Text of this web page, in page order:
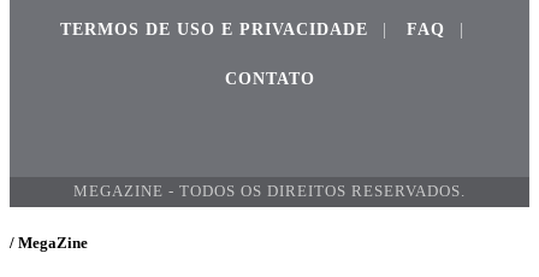
TERMOS DE USO E PRIVACIDADE | FAQ |
CONTATO
MEGAZINE - TODOS OS DIREITOS RESERVADOS.
/ MegaZine